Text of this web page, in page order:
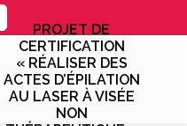
PROJET DE
CERTIFICATION
« RÉALISER DES
ACTES D’ÉPILATION
AU LASER À VISÉE
NON